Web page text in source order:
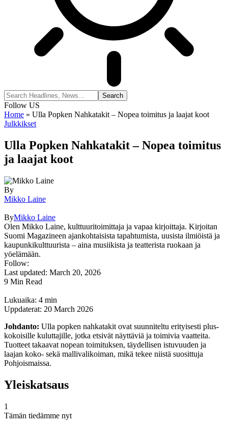
Follow US
Home » Ulla Popken Nahkatakit – Nopea toimitus ja laajat koot
Julkkikset
Ulla Popken Nahkatakit – Nopea toimitus
ja laajat koot
By
Mikko Laine
ByMikko Laine
Olen Mikko Laine, kulttuuritoimittaja ja vapaa kirjoittaja. Kirjoitan
Suomi Magazineen ajankohtaisista tapahtumista, uusista ilmiöistä ja
kaupunkikulttuurista – aina musiikista ja teatterista ruokaan ja
yöelämään.
Follow:
Last updated: March 20, 2026
9 Min Read
Lukuaika: 4 min
Uppdaterat: 20 March 2026
Johdanto: Ulla popken nahkatakit ovat suunniteltu erityisesti plus-
kokoisille kuluttajille, jotka etsivät näyttäviä ja toimivia vaatteita.
Tuotteet takaavat nopean toimituksen, täydellisen istuvuuden ja
laajan koko- sekä mallivalikoiman, mikä tekee niistä suosittuja
Pohjoismaissa.
Yleiskatsaus
1
Tämän tiedämme nyt